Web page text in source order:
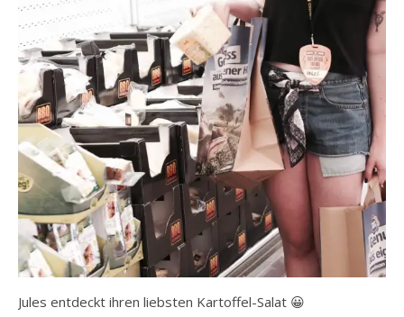
Jules entdeckt ihren liebsten Kartoffel-Salat 😀